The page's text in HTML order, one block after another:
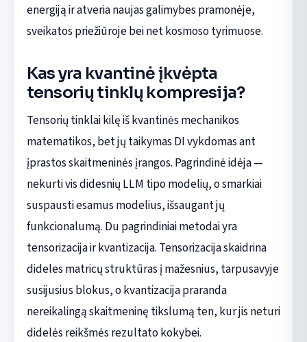
energiją ir atveria naujas galimybes pramonėje,
sveikatos priežiūroje bei net kosmoso tyrimuose.
Kas yra kvantinė įkvėpta
tensorių tinklų kompresija?
Tensorių tinklai kilę iš kvantinės mechanikos
matematikos, bet jų taikymas DI vykdomas ant
įprastos skaitmeninės įrangos. Pagrindinė idėja —
nekurti vis didesnių LLM tipo modelių, o smarkiai
suspausti esamus modelius, išsaugant jų
funkcionalumą. Du pagrindiniai metodai yra
tensorizacija ir kvantizacija. Tensorizacija skaidrina
dideles matricų struktūras į mažesnius, tarpusavyje
susijusius blokus, o kvantizacija praranda
nereikalingą skaitmeninę tikslumą ten, kur jis neturi
didelės reikšmės rezultato kokybei.